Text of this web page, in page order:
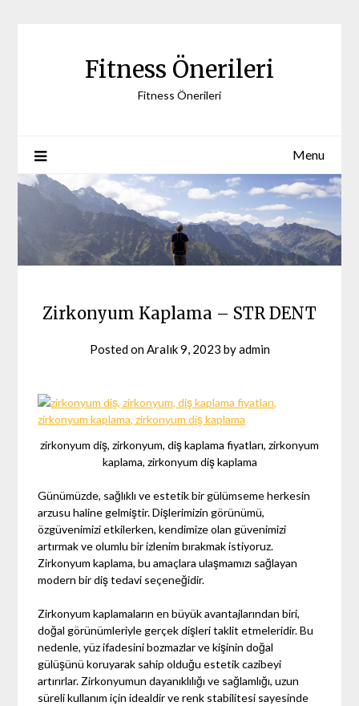
Fitness Önerileri
Fitness Önerileri
Menu
Zirkonyum Kaplama – STR DENT
Posted on Aralık 9, 2023 byadmin
zirkonyum diş, zirkonyum, diş kaplama fiyatları, zirkonyum
kaplama, zirkonyum diş kaplama
Günümüzde, sağlıklı ve estetik bir gülümseme herkesin
arzusu haline gelmiştir. Dişlerimizin görünümü,
özgüvenimizi etkilerken, kendimize olan güvenimizi
artırmak ve olumlu bir izlenim bırakmak istiyoruz.
Zirkonyum kaplama, bu amaçlara ulaşmamızı sağlayan
modern bir diş tedavi seçeneğidir.
Zirkonyum kaplamaların en büyük avantajlarından biri,
doğal görünümleriyle gerçek dişleri taklit etmeleridir. Bu
nedenle, yüz ifadesini bozmazlar ve kişinin doğal
gülüşünü koruyarak sahip olduğu estetik cazibeyi
artırırlar. Zirkonyumun dayanıklılığı ve sağlamlığı, uzun
süreli kullanım için idealdir ve renk stabilitesi sayesinde